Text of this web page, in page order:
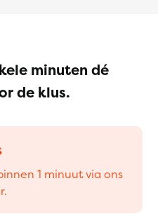
minuten dé
de klus.
1 minuut via ons